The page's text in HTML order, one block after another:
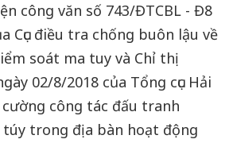
công văn số 743/ĐTCBL - Đ8
Cục điều tra chống buôn lậu về
soát ma tuy và Chỉ thị
02/8/2018 của Tổng cục Hải
công tác đấu tranh
túy trong địa bàn hoạt động